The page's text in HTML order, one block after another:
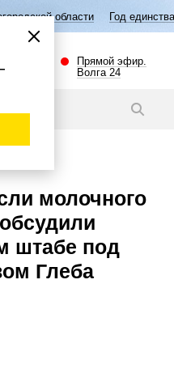
Год единства народов России
Прямой эфир.
Волга 24
молочного
штабе под
Глеба